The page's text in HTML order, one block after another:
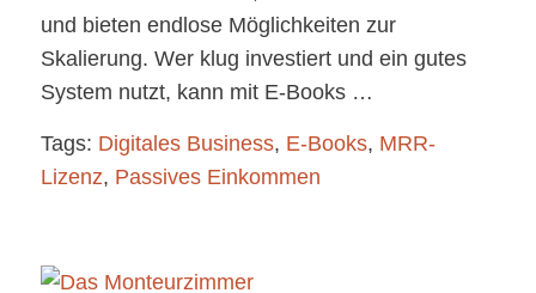
und bieten endlose Möglichkeiten zur
Skalierung. Wer klug investiert und ein gutes
System nutzt, kann mit E-Books …
Tags: Digitales Business, E-Books, MRR-
Lizenz, Passives Einkommen